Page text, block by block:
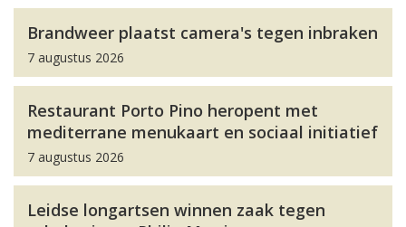
Brandweer plaatst camera's tegen inbraken
7 augustus 2026
Restaurant Porto Pino heropent met
mediterrane menukaart en sociaal initiatief
7 augustus 2026
Leidse longartsen winnen zaak tegen